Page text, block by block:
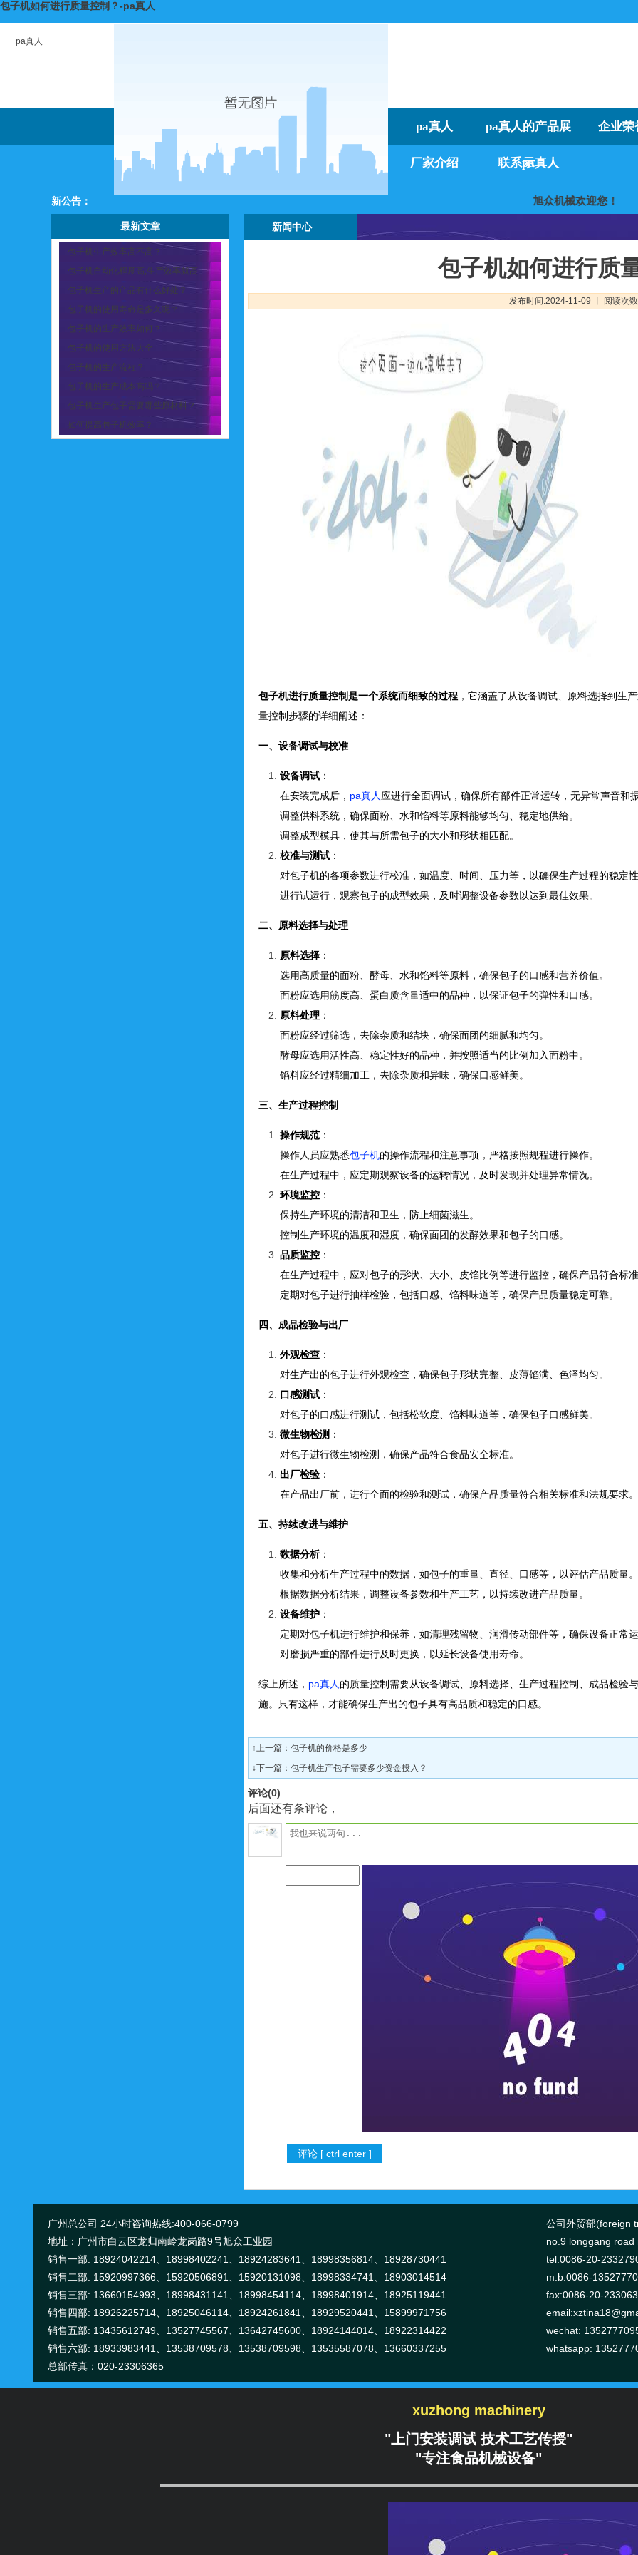
包子机如何进行质量控制？-pa真人
pa真人
pa真人 pa真人的产品展
示
企业荣
厂家介绍 联系pa真人
新公告： 旭众机械欢迎
最新文章
包子机生产效率高不高？
包子机自动化程度高,生产效率就高
包子机生产的产品有什么好处？
包子机的使用寿命是多久呢？
包子机的生产效率如何？
包子机的使用方法大全
包子机的生产流程？
包子机的生产成本高吗？
包子机生产包子需要哪些原材料？
如何提高包子机效率？
新闻中心
包子机如何进行质
发布时间:2024-11-09 丨 阅读次
包子机进行质量控制是一个系统而细致的过程 ，它涵盖了从设备调试、原料选择到生
量控制步骤的详细阐述：
一、设备调试与校准
设备调试 ：
在安装完成后， pa真人 应进行全面调试，确保所有部件正常运转，无异常声音和
调整供料系统，确保面粉、水和馅料等原料能够均匀、稳定地供给。
调整成型模具，使其与所需包子的大小和形状相匹配。
校准与测试 ：
对包子机的各项参数进行校准，如温度、时间、压力等，以确保生产过程的稳定
进行试运行，观察包子的成型效果，及时调整设备参数以达到最佳效果。
二、原料选择与处理
原料选择 ：
选用高质量的面粉、酵母、水和馅料等原料，确保包子的口感和营养价值。
面粉应选用筋度高、蛋白质含量适中的品种，以保证包子的弹性和口感。
原料处理 ：
面粉应经过筛选，去除杂质和结块，确保面团的细腻和均匀。
酵母应选用活性高、稳定性好的品种，并按照适当的比例加入面粉中。
馅料应经过精细加工，去除杂质和异味，确保口感鲜美。
三、生产过程控制
操作规范 ：
操作人员应熟悉包子机的操作流程和注意事项，严格按照规程进行操作。
在生产过程中，应定期观察设备的运转情况，及时发现并处理异常情况。
环境监控 ：
保持生产环境的清洁和卫生，防止细菌滋生。
控制生产环境的温度和湿度，确保面团的发酵效果和包子的口感。
品质监控 ：
在生产过程中，应对包子的形状、大小、皮馅比例等进行监控，确保产品符合标
定期对包子进行抽样检验，包括口感、馅料味道等，确保产品质量稳定可靠。
四、成品检验与出厂
外观检查 ：
对生产出的包子进行外观检查，确保包子形状完整、皮薄馅满、色泽均匀。
口感测试 ：
对包子的口感进行测试，包括松软度、馅料味道等，确保包子口感鲜美。
微生物检测 ：
对包子进行微生物检测，确保产品符合食品安全标准。
出厂检验 ：
在产品出厂前，进行全面的检验和测试，确保产品质量符合相关标准和法规要求。
五、持续改进与维护
数据分析：
收集和分析生产过程中的数据，如包子的重量、直径、口感等，以评估产品质量。
根据数据分析结果，调整设备参数和生产工艺，以持续改进产品质量。
设备维护 ：
定期对包子机进行维护和保养，如清理残留物、润滑传动部件等，确保设备正常
对磨损严重的部件进行及时更换，以延长设备使用寿命。
综上所述， pa真人 的质量控制需要从设备调试、原料选择、生产过程控制、成品检验
施。只有这样，才能确保生产出的包子具有高品质和稳定的口感。
↑上一篇： 包子机的价格是多少
↓下一篇： 包子机生产包子需要多少资金投入？
评论(0)
后面还有条评论，
广州总公司 24小时咨询热线:400-066-0799
地址：广州市白云区龙归南岭龙岗路9号旭众工业园
销售一部: 18924042214、18998402241、18924283641、18998356814、18928730441
销售二部: 15920997366、15920506891、15920131098、18998334741、18903014514
销售三部: 13660154993、18998431141、18998454114、18998401914、18925119441
销售四部: 18926225714、18925046114、18924261841、18929520441、15899971756
销售五部: 13435612749、13527745567、13642745600、18924144014、18922314422
销售六部: 18933983441、13538709578、13538709598、13535587078、13660337255
总部传真：020-23306365
公司外贸部(foreign
no.9 longgang road
tel:0086-20-
m.b:0086-
fax:0086-20-
email:
wechat:
whatsapp:
xuzhong machinery
"上门安装调试 技术工艺传授"
"专注食品机械设备"